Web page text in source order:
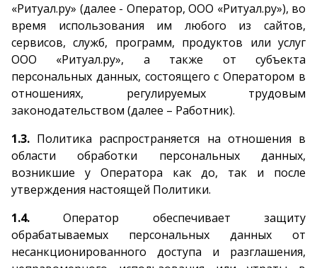
«Ритуал.ру» (далее - Оператор, ООО «Ритуал.ру»), во
время использования им любого из сайтов,
сервисов, служб, программ, продуктов или услуг
ООО «Ритуал.ру», а также от субъекта
персональных данных, состоящего с Оператором в
отношениях, регулируемых трудовым
законодательством (далее – Работник).
1.3. Политика распространяется на отношения в
области обработки персональных данных,
возникшие у Оператора как до, так и после
утверждения настоящей Политики.
1.4.Оператор обеспечивает защиту
обрабатываемых персональных данных от
несанкционированного доступа и разглашения,